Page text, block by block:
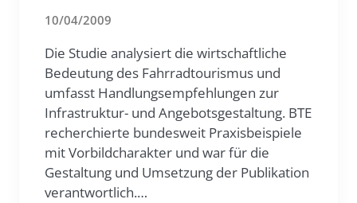
10/04/2009
Die Studie analysiert die wirtschaftliche
Bedeutung des Fahrradtourismus und
umfasst Handlungsempfehlungen zur
Infrastruktur- und Angebotsgestaltung. BTE
recherchierte bundesweit Praxisbeispiele
mit Vorbildcharakter und war für die
Gestaltung und Umsetzung der Publikation
verantwortlich.…